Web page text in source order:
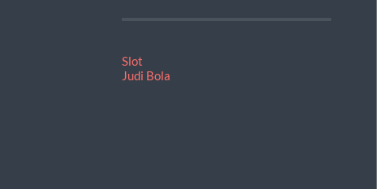
Slot
Judi Bola